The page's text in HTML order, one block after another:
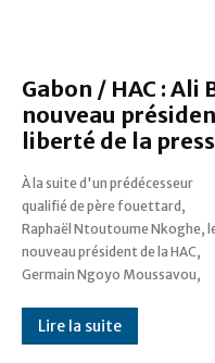
Gabon / HAC :
nouveau
liberté de la
À la suite d'un prédécesseur
qualifié de père fouettard,
Raphaël Ntoutoume Nkoghe,
nouveau président de la HAC,
Germain Ngoyo Moussavou,
s'est vu fixer comme feuille de
route de garantir la liberté de la
presse, dans un contexte
dépénalisation des délits de
Lire la suite